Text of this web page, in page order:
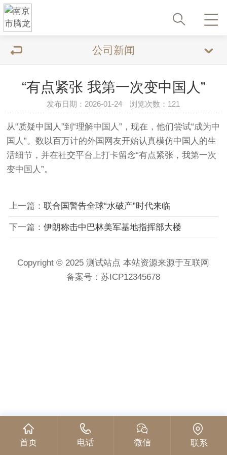
公司新闻
“有点紧张 我第一次变中国人”
发布日期：2026-01-24 浏览次数：121
从“质疑中国人”到“理解中国人”，现在，他们尝试“成为中
国人”。数以百万计的外国网友开始认真模仿中国人的生
活细节，并在社交平台上打卡留念“有点紧张，我第一次
变中国人”。‌‌
上一篇： 联合国警告全球“水破产”时代来临
下一篇： 伊朗称击中巴林美军基地指挥部大楼
Copyright © 2025 测试站点 本站资源来源于互联网
备案号：苏ICP12345678
首页 电话 微信 联系